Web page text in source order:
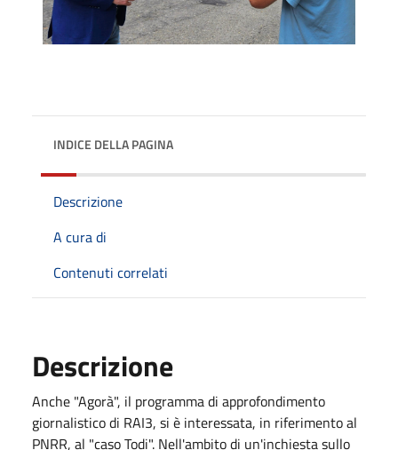
INDICE DELLA PAGINA
Descrizione
A cura di
Contenuti correlati
Descrizione
Anche "Agorà", il programma di approfondimento
giornalistico di RAI3, si è interessata, in riferimento al
PNRR, al "caso Todi". Nell'ambito di un'inchiesta sullo